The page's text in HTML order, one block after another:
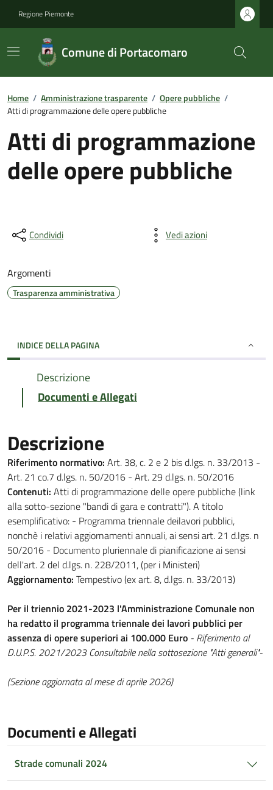
Regione Piemonte
Comune di Portacomaro
Home / Amministrazione trasparente / Opere pubbliche /
Atti di programmazione delle opere pubbliche
Atti di programmazione
delle opere pubbliche
Condividi Vedi azioni
Argomenti
Trasparenza amministrativa
INDICE DELLA PAGINA
Descrizione
Documenti e Allegati
Descrizione
Riferimento normativo: Art. 38, c. 2 e 2 bis d.lgs. n. 33/2013 -
Art. 21 co.7 d.lgs. n. 50/2016 - Art. 29 d.lgs. n. 50/2016
Contenuti: Atti di programmazione delle opere pubbliche (link
alla sotto-sezione "bandi di gara e contratti"). A titolo
esemplificativo: - Programma triennale deilavori pubblici,
nonchè i relativi aggiornamenti annuali, ai sensi art. 21 d.lgs. n
50/2016 - Documento pluriennale di pianificazione ai sensi
dell'art. 2 del d.lgs. n. 228/2011, (per i Ministeri)
Aggiornamento: Tempestivo (ex art. 8, d.lgs. n. 33/2013)
Per il triennio 2021-2023 l'Amministrazione Comunale non
ha redatto il programma triennale dei lavori pubblici per
assenza di opere superiori ai 100.000 Euro - Riferimento al
D.U.P.S. 2021/2023 Consultabile nella sottosezione "Atti generali"-
(Sezione aggiornata al mese di aprile 2026)
Documenti e Allegati
Strade comunali 2024